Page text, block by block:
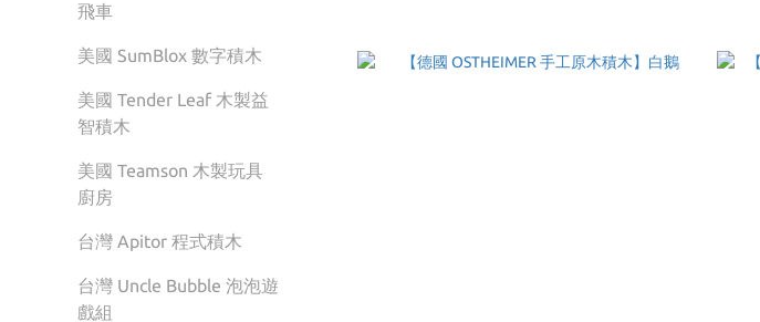
飛車
美國 SumBlox 數字積木
美國 Tender Leaf 木製益
智積木
美國 Teamson 木製玩具
廚房
台灣 Apitor 程式積木
台灣 Uncle Bubble 泡泡遊
戲組